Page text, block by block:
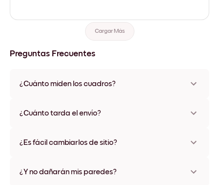
Cargar Más
Preguntas Frecuentes
¿Cuánto miden los cuadros?
varios materiales y colores de marco, incluidas opciones sin
¿Cuánto tarda el envío?
disponibles en algunos países. Te enviaremos un número de
¿Es fácil cambiarlos de sitio?
ningún daño
¿Y no dañarán mis paredes?